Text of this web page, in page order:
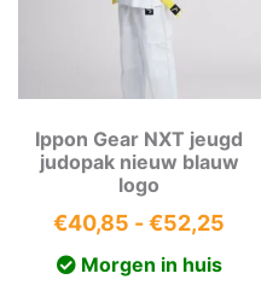
Ippon Gear NXT jeugd
judopak nieuw blauw
logo
€40,85 - €52,25
Morgen in huis